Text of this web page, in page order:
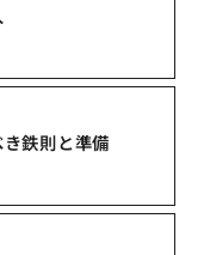
鉄則と準備